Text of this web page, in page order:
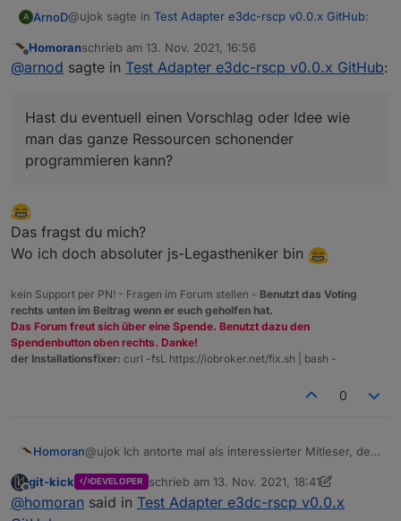
A ArnoD@ujok sagte in Test Adapter e3dc-rscp v0.0.x GitHub:
Also da wäre eine schlaue Systematik gefragt, z.B.
zuordnen kann. Vorschläge sind willkommen.
Um den Aufwand in Grenzen zu halten wären zwei
Gruppen mit unterschiedlichen Abfrageintervalle wohl
ausreichend.
Die Werte, die man am besten im sek. Takt benötigt und
Muss mir mal ansehen wie das eigentlich andere gelöst
haben, die auch so viele Werte abfragen und schreiben
müssen, wie z.B hm-rpc Adapter.
@Homoran
Offline
Homoranschrieb am 13. Nov. 2021, 16:56
zuletzt editiert von
@arnod sagte in Test Adapter e3dc-rscp v0.0.x GitHub:
Hast du eventuell einen Vorschlag oder Idee wie
man das ganze Ressourcen schonender
programmieren kann?
Das fragst du mich?
Wo ich doch absoluter js-Legastheniker bin
kein Support per PN! - Fragen im Forum stellen - Benutzt das Voting
rechts unten im Beitrag wenn er euch geholfen hat.
Das Forum freut sich über eine Spende. Benutzt dazu den
Spendenbutton oben rechts. Danke!
der Installationsfixer: curl -fsL https://iobroker.net/fix.sh | bash -
0
Homoran@ujok Ich antorte mal als interessierter Mitleser, der
[Klugscheißermodus]
SOC ist für mich der State of Charge also der
Offline
git-kick DEVELOPER schrieb am 13. Nov. 2021, 18:41
zuletzt editiert von git-kick
@homoran said in Test Adapter e3dc-rscp v0.0.x